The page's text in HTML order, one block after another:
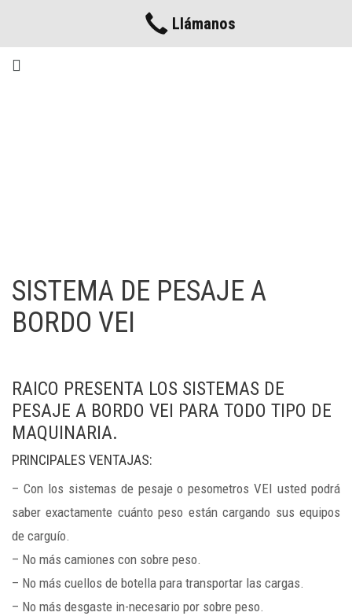
SISTEMA DE PESAJE A
BORDO VEI
RAICO PRESENTA LOS SISTEMAS DE
PESAJE A BORDO VEI PARA TODO TIPO DE
MAQUINARIA.
PRINCIPALES VENTAJAS:
– Con los sistemas de pesaje o pesometros VEI usted podrá
saber exactamente cuánto peso están cargando sus equipos
de carguío.
– No más camiones con sobre peso.
– No más cuellos de botella para transportar las cargas.
– No más desgaste in-necesario por sobre peso.
Llámanos